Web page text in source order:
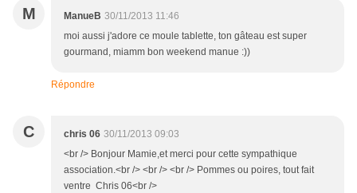
M ManueB 30/11/2013 11:46
moi aussi j'adore ce moule tablette, ton gâteau est super
gourmand, miamm bon weekend manue :))
Répondre
C chris 06 30/11/2013 09:03
<br /> Bonjour Mamie,et merci pour cette sympathique
association.<br /> <br /> <br /> Pommes ou poires, tout fait
ventre Chris 06<br />